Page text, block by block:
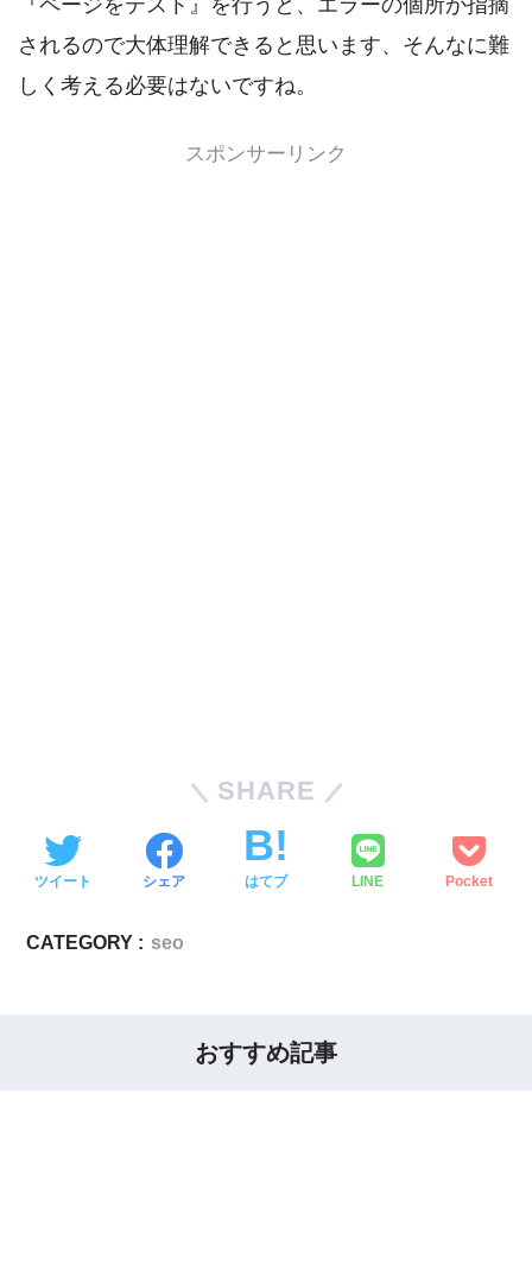
されるので大体理解できると思います、そんなに難
しく考える必要はないですね。
スポンサーリンク
SHARE
ツイート シェア はてブ LINE Pocket
CATEGORY : seo
おすすめ記事